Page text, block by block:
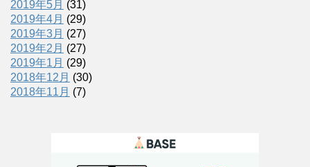
2019年5月 (31)
2019年4月 (29)
2019年3月 (27)
2019年2月 (27)
2019年1月 (29)
2018年12月 (30)
2018年11月 (7)